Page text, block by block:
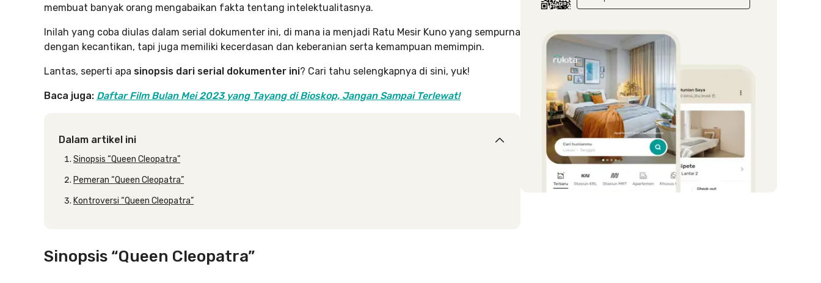
membuat banyak orang mengabaikan fakta tentang intelektualitasnya.
Inilah yang coba diulas dalam serial dokumenter ini, di mana ia menjadi Ratu Mesir Kuno yang sempurna
dengan kecantikan, tapi juga memiliki kecerdasan dan keberanian serta kemampuan memimpin.
Lantas, seperti apa sinopsis dari serial dokumenter ini? Cari tahu selengkapnya di sini, yuk!
Baca juga: Daftar Film Bulan Mei 2023 yang Tayang di Bioskop, Jangan Sampai Terlewat!
Dalam artikel ini
Sinopsis “Queen Cleopatra”
Pemeran “Queen Cleopatra”
Kontroversi “Queen Cleopatra”
Sinopsis “Queen Cleopatra”